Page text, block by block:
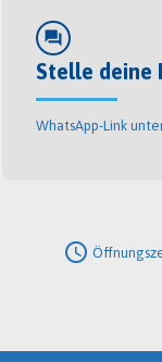
forum
Stelle deine
WhatsApp-Link
schedule